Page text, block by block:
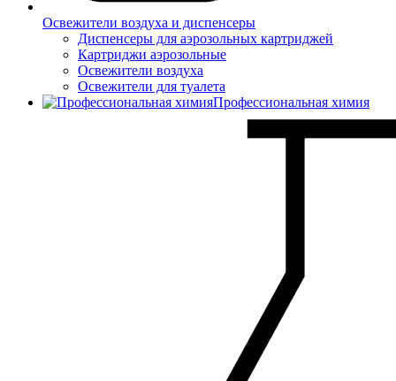
Освежители воздуха и диспенсеры
Диспенсеры для аэрозольных картриджей
Картриджи аэрозольные
Освежители воздуха
Освежители для туалета
Профессиональная химия